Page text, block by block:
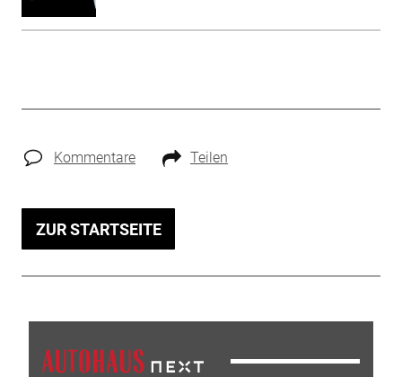
Kommentare Teilen
ZUR STARTSEITE